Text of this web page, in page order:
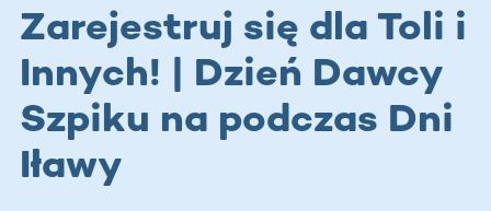
Zarejestruj się dla Toli i
Innych! | Dzień Dawcy
Szpiku na podczas Dni
Iławy